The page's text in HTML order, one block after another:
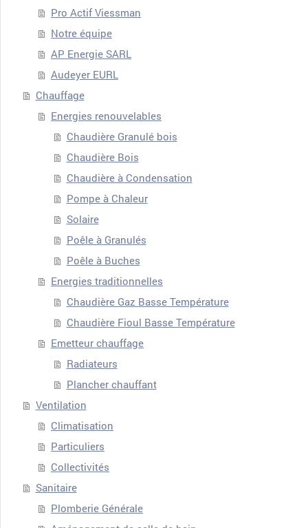
Pro Actif Viessman
Notre équipe
AP Energie SARL
Audeyer EURL
Chauffage
Energies renouvelables
Chaudière Granulé bois
Chaudière Bois
Chaudière à Condensation
Pompe à Chaleur
Solaire
Poêle à Granulés
Poêle à Buches
Energies traditionnelles
Chaudière Gaz Basse Température
Chaudière Fioul Basse Température
Emetteur chauffage
Radiateurs
Plancher chauffant
Ventilation
Climatisation
Particuliers
Collectivités
Sanitaire
Plomberie Générale